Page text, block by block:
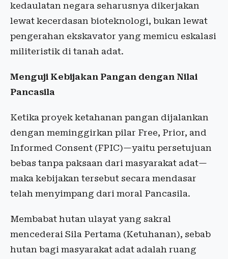
kedaulatan negara seharusnya dikerjakan
lewat kecerdasan bioteknologi, bukan lewat
pengerahan ekskavator yang memicu eskalasi
militeristik di tanah adat.
Menguji Kebijakan Pangan dengan Nilai
Pancasila
Ketika proyek ketahanan pangan dijalankan
dengan meminggirkan pilar Free, Prior, and
Informed Consent (FPIC)—yaitu persetujuan
bebas tanpa paksaan dari masyarakat adat—
maka kebijakan tersebut secara mendasar
telah menyimpang dari moral Pancasila.
Membabat hutan ulayat yang sakral
mencederai Sila Pertama (Ketuhanan), sebab
hutan bagi masyarakat adat adalah ruang